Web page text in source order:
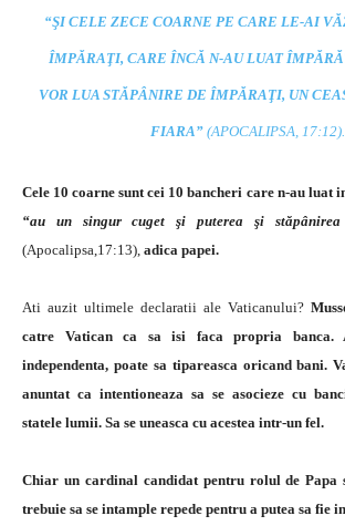
“ŞI CELE ZECE COARNE PE CARE LE-AI
ÎMPĂRAŢI, CARE ÎNCĂ N-AU LUAT
VOR LUA STĂPÂNIRE DE ÎMPĂRAŢI, UN
FIARA” (APOCALIPSA, 17:12).
Cele 10 coarne sunt cei 10 bancheri care n-au luat
“au un singur cuget şi puterea şi
(Apocalipsa,17:13), adica papei.
Ati auzit ultimele declaratii ale Vaticanului?
catre Vatican ca sa isi faca propria banca.
independenta, poate sa tipareasca oricand bani.
anuntat ca intentioneaza sa se asocieze cu
statele lumii. Sa se uneasca cu acestea intr-un fel.
Chiar un cardinal candidat pentru rolul de Papa
trebuie sa se intample repede pentru a putea sa fie